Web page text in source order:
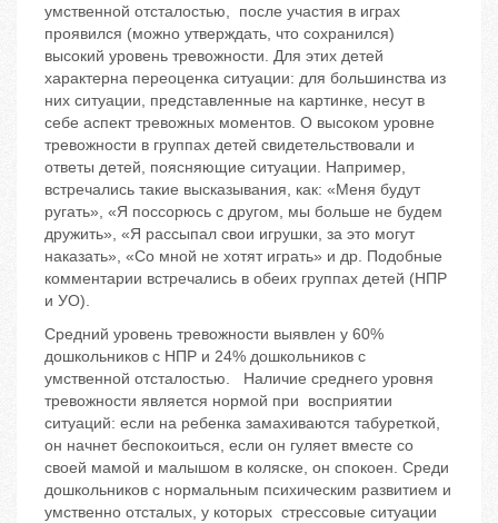
умственной отсталостью, после участия в играх
проявился (можно утверждать, что сохранился)
высокий уровень тревожности. Для этих детей
характерна переоценка ситуации: для большинства из
них ситуации, представленные на картинке, несут в
себе аспект тревожных моментов. О высоком уровне
тревожности в группах детей свидетельствовали и
ответы детей, поясняющие ситуации. Например,
встречались такие высказывания, как: «Меня будут
ругать», «Я поссорюсь с другом, мы больше не будем
дружить», «Я рассыпал свои игрушки, за это могут
наказать», «Со мной не хотят играть» и др. Подобные
комментарии встречались в обеих группах детей (НПР
и УО).
Средний уровень тревожности выявлен у 60%
дошкольников с НПР и 24% дошкольников с
умственной отсталостью. Наличие среднего уровня
тревожности является нормой при восприятии
ситуаций: если на ребенка замахиваются табуреткой,
он начнет беспокоиться, если он гуляет вместе со
своей мамой и малышом в коляске, он спокоен. Среди
дошкольников с нормальным психическим развитием и
умственно отсталых, у которых стрессовые ситуации